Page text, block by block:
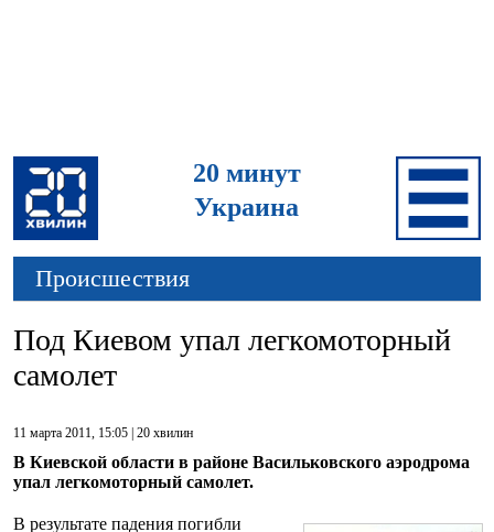
20 минут
Украина
Происшествия
Под Киевом упал легкомоторный
самолет
11 марта 2011, 15:05 |20 хвилин
В Киевской области в районе Васильковского аэродрома
упал легкомоторный самолет.
В результате падения погибли